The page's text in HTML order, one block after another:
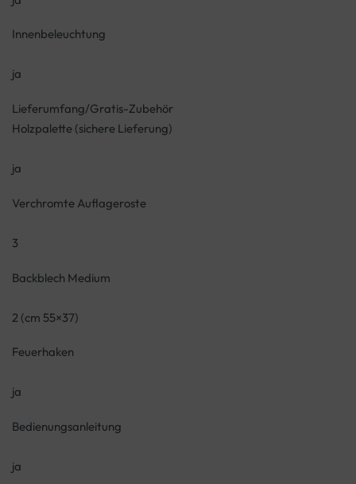
Innenbeleuchtung
ja
Lieferumfang/Gratis-Zubehör
Holzpalette (sichere Lieferung)
ja
Verchromte Auflageroste
3
Backblech Medium
2 (cm 55×37)
Feuerhaken
ja
Bedienungsanleitung
ja